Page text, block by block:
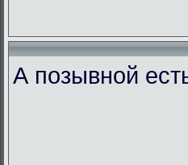
А позывной